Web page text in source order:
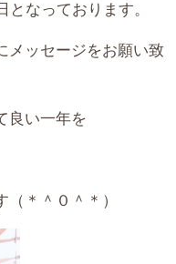
なっております。
メッセージをお願い致
良い一年を
＊＾０＾＊）